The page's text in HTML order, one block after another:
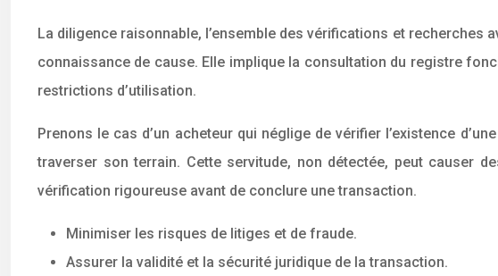
La diligence raisonnable, l’ensemble des vérifications et recherches
connaissance de cause. Elle implique la consultation du registre
restrictions d’utilisation.
Prenons le cas d’un acheteur qui néglige de vérifier l’existence
traverser son terrain. Cette servitude, non détectée, peut causer
vérification rigoureuse avant de conclure une transaction.
Minimiser les risques de litiges et de fraude.
Assurer la validité et la sécurité juridique de la transaction.